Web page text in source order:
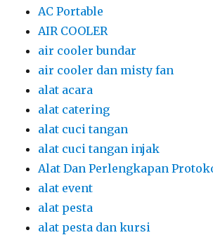
AC Portable
AIR COOLER
air cooler bundar
air cooler dan misty fan
alat acara
alat catering
alat cuci tangan
alat cuci tangan injak
Alat Dan Perlengkapan
alat event
alat pesta
alat pesta dan kursi